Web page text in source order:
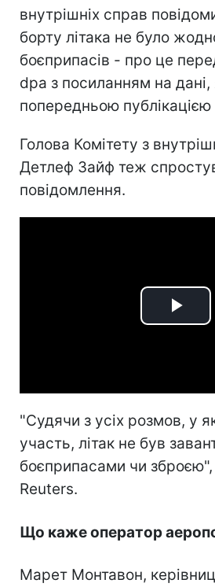
внутрішніх справ
борту літака не було
боєприпасів - про це
dpa з посиланням на дані,
попередньою
Голова Комітету з
Детлеф Зайф теж
повідомлення.
Play
"Судячи з усіх розмов, у
участь, літак не був
боєприпасами чи зброєю",
Reuters.
Що каже оператор
Марет Монтавон,